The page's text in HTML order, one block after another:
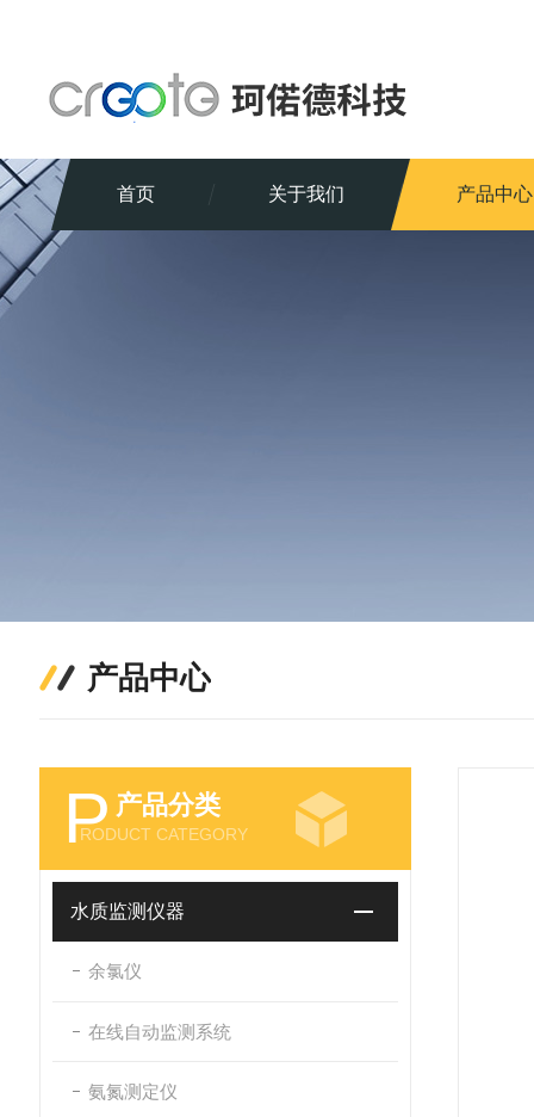
首页 关于我们 产品中心
产品中心
P 产品分类
RODUCT CATEGORY
水质监测仪器
余氯仪
在线自动监测系统
氨氮测定仪